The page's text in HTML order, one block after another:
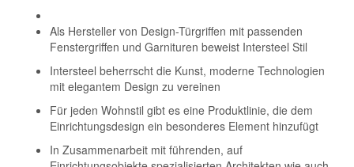
Als Hersteller von Design-Türgriffen mit passenden
Fenstergriffen und Garnituren beweist Intersteel Stil
Intersteel beherrscht die Kunst, moderne Technologien
mit elegantem Design zu vereinen
Für jeden Wohnstil gibt es eine Produktlinie, die dem
Einrichtungsdesign ein besonderes Element hinzufügt
In Zusammenarbeit mit führenden, auf